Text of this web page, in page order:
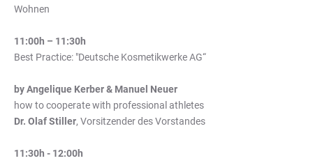
Wohnen
11:00h – 11:30h
Best Practice: "Deutsche Kosmetikwerke AG“
by Angelique Kerber & Manuel Neuer
how to cooperate with professional athletes
Dr. Olaf Stiller, Vorsitzender des Vorstandes
11:30h - 12:00h